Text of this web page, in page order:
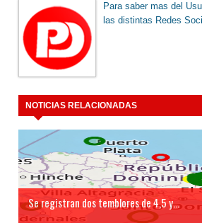
Para saber mas del
las distintas Redes
NOTICIAS RELACIONADAS
Se registran dos temblores de 4,5 y...